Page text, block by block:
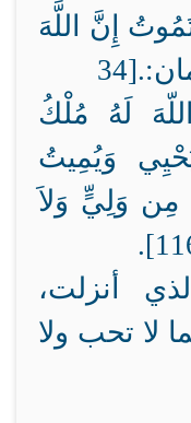
إِنَّ اللَّهَ
34].
لَهُ مُلْكُ
وَيُمِيتُ
مِن وَلِيٍّ وَلاَ
أنزلت،
لا تحب ولا